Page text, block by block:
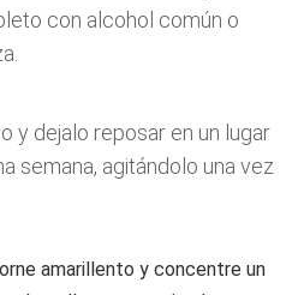
con alcohol común o
y dejalo reposar en un lugar
semana, agitándolo una vez
amarillento y concentre un